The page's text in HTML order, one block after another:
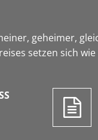
geheimer,
setzen sich